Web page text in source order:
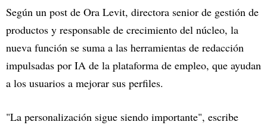
Según un post de Ora Levit, directora senior de gestión de
productos y responsable de crecimiento del núcleo, la
nueva función se suma a las herramientas de redacción
impulsadas por IA de la plataforma de empleo, que ayudan
a los usuarios a mejorar sus perfiles.
"La personalización sigue siendo importante", escribe